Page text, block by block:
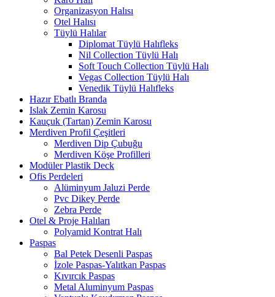
Organizasyon Halısı
Otel Halısı
Tüylü Halılar
Diplomat Tüylü Halıfleks
Nil Collection Tüylü Halı
Soft Touch Collection Tüylü Halı
Vegas Collection Tüylü Halı
Venedik Tüylü Halıfleks
Hazır Ebatlı Branda
Islak Zemin Karosu
Kauçuk (Tartan) Zemin Karosu
Merdiven Profil Çeşitleri
Merdiven Dip Çubuğu
Merdiven Köşe Profilleri
Modüler Plastik Deck
Ofis Perdeleri
Alüminyum Jaluzi Perde
Pvc Dikey Perde
Zebra Perde
Otel & Proje Halıları
Polyamid Kontrat Halı
Paspas
Bal Petek Desenli Paspas
İzole Paspas-Yalıtkan Paspas
Kıvırcık Paspas
Metal Aluminyum Paspas